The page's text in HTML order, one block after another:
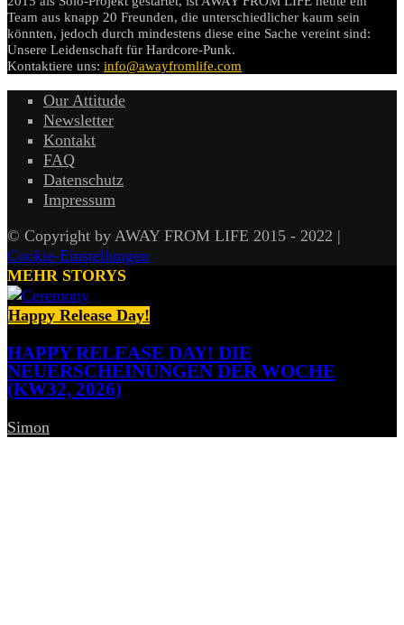
Team aus knapp 20 Freunden, die unterschiedlicher kaum sein
könnten, jedoch durch mindestens diese eine Sache vereint sind:
Unsere Leidenschaft für Hardcore-Punk.
Kontaktiere uns: info@awayfromlife.com
Our Attitude
Newsletter
Kontakt
FAQ
Datenschutz
Impressum
© Copyright by AWAY FROM LIFE 2015 - 2022 |
Cookie-Einstellungen
MEHR STORYS
Happy Release Day!
HAPPY RELEASE DAY! DIE
NEUERSCHEINUNGEN DER WOCHE
(KW32, 2026)
Simon